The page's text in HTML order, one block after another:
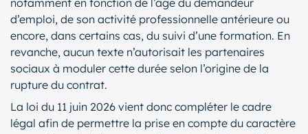
notamment en fonction de l’âge du demandeur
d’emploi, de son activité professionnelle antérieure ou
encore, dans certains cas, du suivi d’une formation. En
revanche, aucun texte n’autorisait les partenaires
sociaux à moduler cette durée selon l’origine de la
rupture du contrat.
La loi du 11 juin 2026 vient donc compléter le cadre
légal afin de permettre la prise en compte du caractère